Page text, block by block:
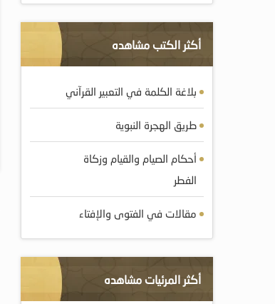
أكثر الكتب مشاهده
بلاغة الكلمة في التعبير القرآني
طريق الهجرة النبوية
أحكام الصيام والقيام وزكاة
الفطر
مقالات في الفتوى والإفتاء
أكثر المرئيات مشاهده